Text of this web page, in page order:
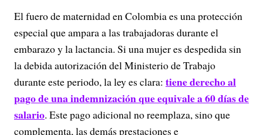
El fuero de maternidad en Colombia es una protección
especial que ampara a las trabajadoras durante el
embarazo y la lactancia. Si una mujer es despedida sin
la debida autorización del Ministerio de Trabajo
durante este periodo, la ley es clara: tiene derecho al
pago de una indemnización que equivale a 60 días de
salario. Este pago adicional no reemplaza, sino que
complementa, las demás prestaciones e